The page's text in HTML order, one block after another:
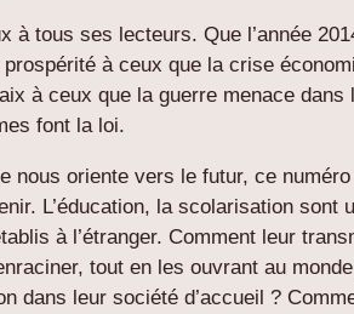
tous ses lecteurs. Que l’année
à ceux que la crise
à ceux que la guerre menace dans
font la loi.
nous oriente vers le futur, ce
L’éducation, la scolarisation sont
à l’étranger. Comment leur
tout en les ouvrant au
dans leur société d’accueil ?